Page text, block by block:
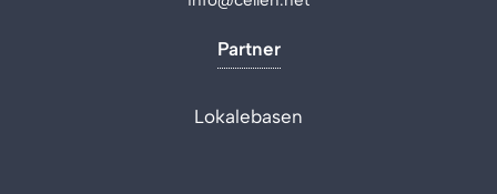
Partner
Lokalebasen